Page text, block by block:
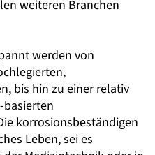
weiteren Branchen
werden von
bis hin zu einer relativ
basierten
korrosionsbeständigen
Leben, sei es